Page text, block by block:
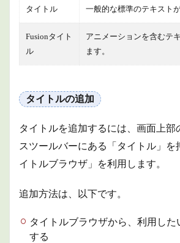
タイトル 一般的な標準のテキスト
Fusionタイト
ル
アニメーションを含むテ
ます。
タイトルの追加
タイトルを追加するには、画面上部
スツールバーにある「タイトル」を
イトルブラウザ」を利用します。
追加方法は、以下です。
タイトルブラウザから、利用した
する